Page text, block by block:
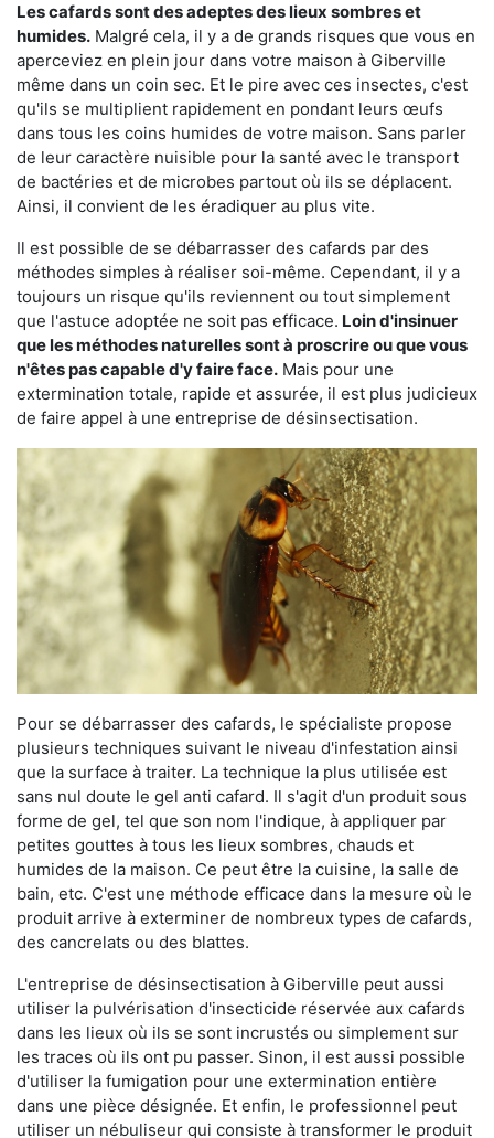
Les cafards sont des adeptes des lieux sombres et
humides. Malgré cela, il y a de grands risques que vous en
aperceviez en plein jour dans votre maison à Giberville
même dans un coin sec. Et le pire avec ces insectes, c'est
qu'ils se multiplient rapidement en pondant leurs œufs
dans tous les coins humides de votre maison. Sans parler
de leur caractère nuisible pour la santé avec le transport
de bactéries et de microbes partout où ils se déplacent.
Ainsi, il convient de les éradiquer au plus vite.
Il est possible de se débarrasser des cafards par des
méthodes simples à réaliser soi-même. Cependant, il y a
toujours un risque qu'ils reviennent ou tout simplement
que l'astuce adoptée ne soit pas efficace. Loin d'insinuer
que les méthodes naturelles sont à proscrire ou que vous
n'êtes pas capable d'y faire face. Mais pour une
extermination totale, rapide et assurée, il est plus judicieux
de faire appel à une entreprise de désinsectisation.
Pour se débarrasser des cafards, le spécialiste propose
plusieurs techniques suivant le niveau d'infestation ainsi
que la surface à traiter. La technique la plus utilisée est
sans nul doute le gel anti cafard. Il s'agit d'un produit sous
forme de gel, tel que son nom l'indique, à appliquer par
petites gouttes à tous les lieux sombres, chauds et
humides de la maison. Ce peut être la cuisine, la salle de
bain, etc. C'est une méthode efficace dans la mesure où le
produit arrive à exterminer de nombreux types de cafards,
des cancrelats ou des blattes.
L'entreprise de désinsectisation à Giberville peut aussi
utiliser la pulvérisation d'insecticide réservée aux cafards
dans les lieux où ils se sont incrustés ou simplement sur
les traces où ils ont pu passer. Sinon, il est aussi possible
d'utiliser la fumigation pour une extermination entière
dans une pièce désignée. Et enfin, le professionnel peut
utiliser un nébuliseur qui consiste à transformer le produit